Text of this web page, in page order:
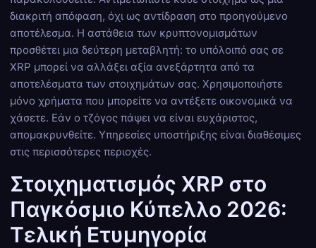
διακριτή απόφαση, όχι ως αντίδραση στο προηγούμενο
αποτέλεσμα. Η αστάθεια των κρυπτονομισμάτων
προσθέτει μια δεύτερη μεταβλητή: το υπόλοιπό σας σε
XRP μπορεί να αλλάξει αξία ανεξάρτητα από τα
αποτελέσματα των στοιχημάτων σας. Χρησιμοποιήστε
μόνο χρήματα που μπορείτε να αντέξετε οικονομικά να
χάσετε. Εάν ο τζόγος πάψει να είναι ευχάριστος,
απομακρυνθείτε. Υπηρεσίες υποστήριξης είναι διαθέσιμες
στις περισσότερες περιοχές.
Στοιχηματισμός XRP στο
Παγκόσμιο Κύπελλο 2026:
Τελική Ετυμηγορία